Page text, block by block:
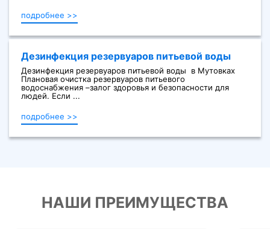
подробнее >>
Дезинфекция резервуаров питьевой воды
Дезинфекция резервуаров питьевой воды в Мутовках
Плановая очистка резервуаров питьевого
водоснабжения –залог здоровья и безопасности для
людей. Если ...
подробнее >>
НАШИ ПРЕИМУЩЕСТВА